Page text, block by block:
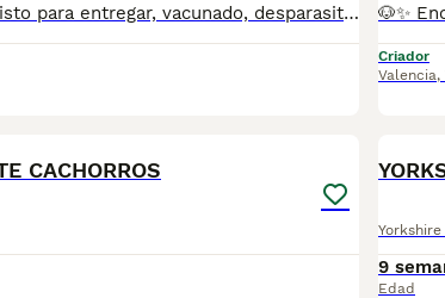
Machito yorkshire terrier, listo para entregar, vacunado, desparasitado, con garantia virica y genetica por escrito, revision veterinaria se salud y microchip y pasaporte. Siguenos en Facebook y tik tok. Alenellminiaturas.com 627887827
Criador
Valencia,
CACHORROS
9
Edad